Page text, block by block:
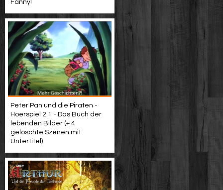
Fanny!
Peter Pan und die Piraten -
Hoerspiel 2.1 - Das Buch der
lebenden Bilder (+ 4
gelöschte Szenen mit
Untertitel)